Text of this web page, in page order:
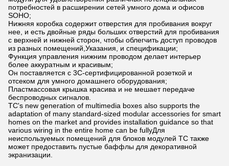
потребностей в расширении сетей умного дома и офисов
SOHO;
Нижняя коробка содержит отверстия для пробивания вокруг
нее, и есть двойные ряды больших отверстий для пробивания
с верхней и нижней сторон, чтобы облегчить доступ проводов
из разных помещений,Указания, и спецификации;
Функция управления нижним проводом делает интерьер
более аккуратным и красивым;
Он поставляется с 3C-сертифицированной розеткой и
отсеком для умного домашнего оборудования;
Пластмассовая крышка красива и не мешает передаче
беспроводных сигналов.
TC's new generation of multimedia boxes also supports the
adaptation of many standard-sized modular accessories for smart
homes on the market and provides installation guidance so that
various wiring in the entire home can be fullyДля
неиспользуемых помещений для блоков модулей TC также
может предоставить пустые баффлы для декоративной
экранизации.